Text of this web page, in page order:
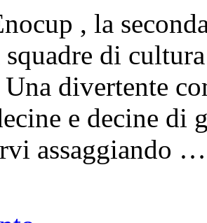
, la
di
divertente
e decine di
assaggiando